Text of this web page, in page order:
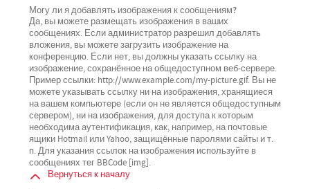
Могу ли я добавлять изображения к сообщениям?
Да, вы можете размещать изображения в ваших
сообщениях. Если администратор разрешил добавлять
вложения, вы можете загрузить изображение на
конференцию. Если нет, вы должны указать ссылку на
изображение, сохранённое на общедоступном веб-сервере.
Пример ссылки: http://www.example.com/my-picture.gif. Вы не
можете указывать ссылку ни на изображения, хранящиеся
на вашем компьютере (если он не является общедоступным
сервером), ни на изображения, для доступа к которым
необходима аутентификация, как, например, на почтовые
ящики Hotmail или Yahoo, защищённые паролями сайты и т.
п. Для указания ссылок на изображения используйте в
сообщениях тег BBCode [img].
Вернуться к началу